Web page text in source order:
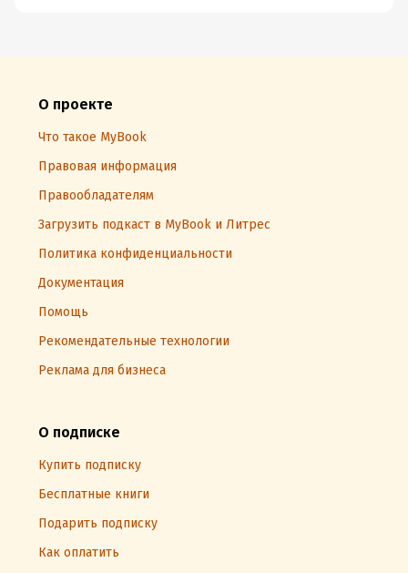
О проекте
Что такое MyBook
Правовая информация
Правообладателям
Загрузить подкаст в MyBook и Литрес
Политика конфиденциальности
Документация
Помощь
Рекомендательные технологии
Реклама для бизнеса
О подписке
Купить подписку
Бесплатные книги
Подарить подписку
Как оплатить